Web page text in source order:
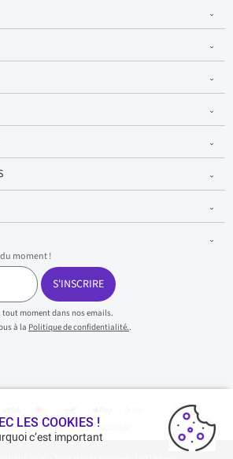
moment !
S'INSCRIRE
tout moment dans nos emails.
à la Politique de confidentialité..
Achats & paiements 100% sécurisés
LES COOKIES !
c’est important